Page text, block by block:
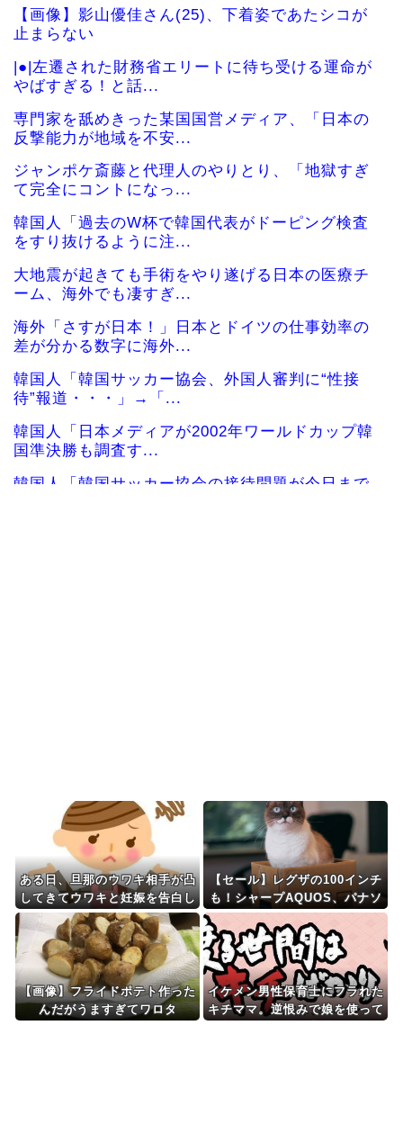
【画像】影山優佳さん(25)、下着姿であたシコが
止まらない
|●|左遷された財務省エリートに待ち受ける運命が
やばすぎる！と話...
専門家を舐めきった某国国営メディア、「日本の
反撃能力が地域を不安...
ジャンポケ斎藤と代理人のやりとり、「地獄すぎ
て完全にコントになっ...
韓国人「過去のW杯で韓国代表がドーピング検査
をすり抜けるように注...
大地震が起きても手術をやり遂げる日本の医療チ
ーム、海外でも凄すぎ...
海外「さすが日本！」日本とドイツの仕事効率の
差が分かる数字に海外...
韓国人「韓国サッカー協会、外国人審判に“性接
待”報道・・・」→「...
韓国人「日本メディアが2002年ワールドカップ韓
国準決勝も調査す...
韓国人「韓国サッカー協会の接待問題が今日まで
Powered by livedoor 相互RSS
ある日、旦那のウワキ相手が凸
してきてウワキと妊娠を告白し
てきた。落ち着いて旦那を問い
詰めると...
【セール】レグザの100インチ
も！シャープAQUOS、パナソ
ニックビエラなどの４K液晶テ
レビがセール中！
【画像】フライドポテト作った
んだがうますぎてワロタ
イケメン男性保育士にフラれた
キチママ。逆恨みで娘を使って